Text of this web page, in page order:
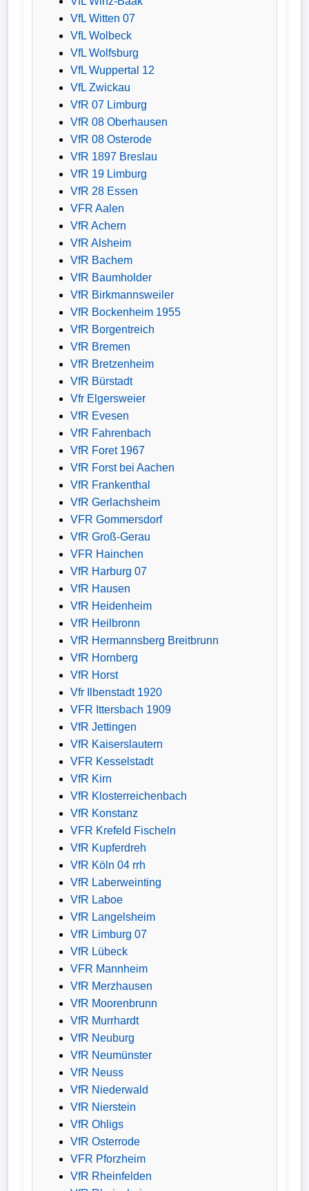
VfL Witten 07
VfL Wolbeck
VfL Wolfsburg
VfL Wuppertal 12
VfL Zwickau
VfR 07 Limburg
VfR 08 Oberhausen
VfR 08 Osterode
VfR 1897 Breslau
VfR 19 Limburg
VfR 28 Essen
VFR Aalen
VfR Achern
VfR Alsheim
VfR Bachem
VfR Baumholder
VfR Birkmannsweiler
VfR Bockenheim 1955
VfR Borgentreich
VfR Bremen
VfR Bretzenheim
VfR Bürstadt
Vfr Elgersweier
VfR Evesen
VfR Fahrenbach
VfR Foret 1967
VfR Forst bei Aachen
VfR Frankenthal
VfR Gerlachsheim
VFR Gommersdorf
VfR Groß-Gerau
VFR Hainchen
VfR Harburg 07
VfR Hausen
VfR Heidenheim
VfR Heilbronn
VfR Hermannsberg Breitbrunn
VfR Hornberg
VfR Horst
Vfr Ilbenstadt 1920
VFR Ittersbach 1909
VfR Jettingen
VfR Kaiserslautern
VFR Kesselstadt
VfR Kirn
VfR Klosterreichenbach
VfR Konstanz
VFR Krefeld Fischeln
VfR Kupferdreh
VfR Köln 04 rrh
VfR Laberweinting
VfR Laboe
VfR Langelsheim
VfR Limburg 07
VfR Lübeck
VFR Mannheim
VfR Merzhausen
VfR Moorenbrunn
VfR Murrhardt
VfR Neuburg
VfR Neumünster
VfR Neuss
VfR Niederwald
VfR Nierstein
VfR Ohligs
VfR Osterrode
VFR Pforzheim
VfR Rheinfelden